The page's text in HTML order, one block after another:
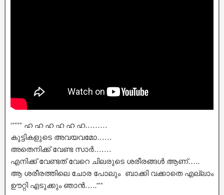
‘”””” ഹ ഹ ഹ ഹ ഹ ഹ………
കുട്ടികളുടെ അവയവമോ……
അതെനിക്ക് വേണ്ട സാർ…….
എനിക്ക് വേണ്ടത് വേറെ ചിലരുടെ ശരീരങ്ങൾ ആണ്…..
ആ ശരീരത്തിലെ ചോര പോലും ബാക്കി വക്കാതെ എല്ലാം
ഊറ്റി എടുക്കും ഞാൻ…..'””